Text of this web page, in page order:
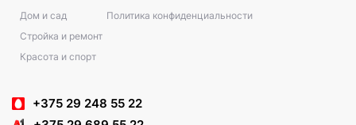
Дом и сад
Стройка и ремонт
Красота и спорт
Политика конфиденциальности
+375 29 248 55 22